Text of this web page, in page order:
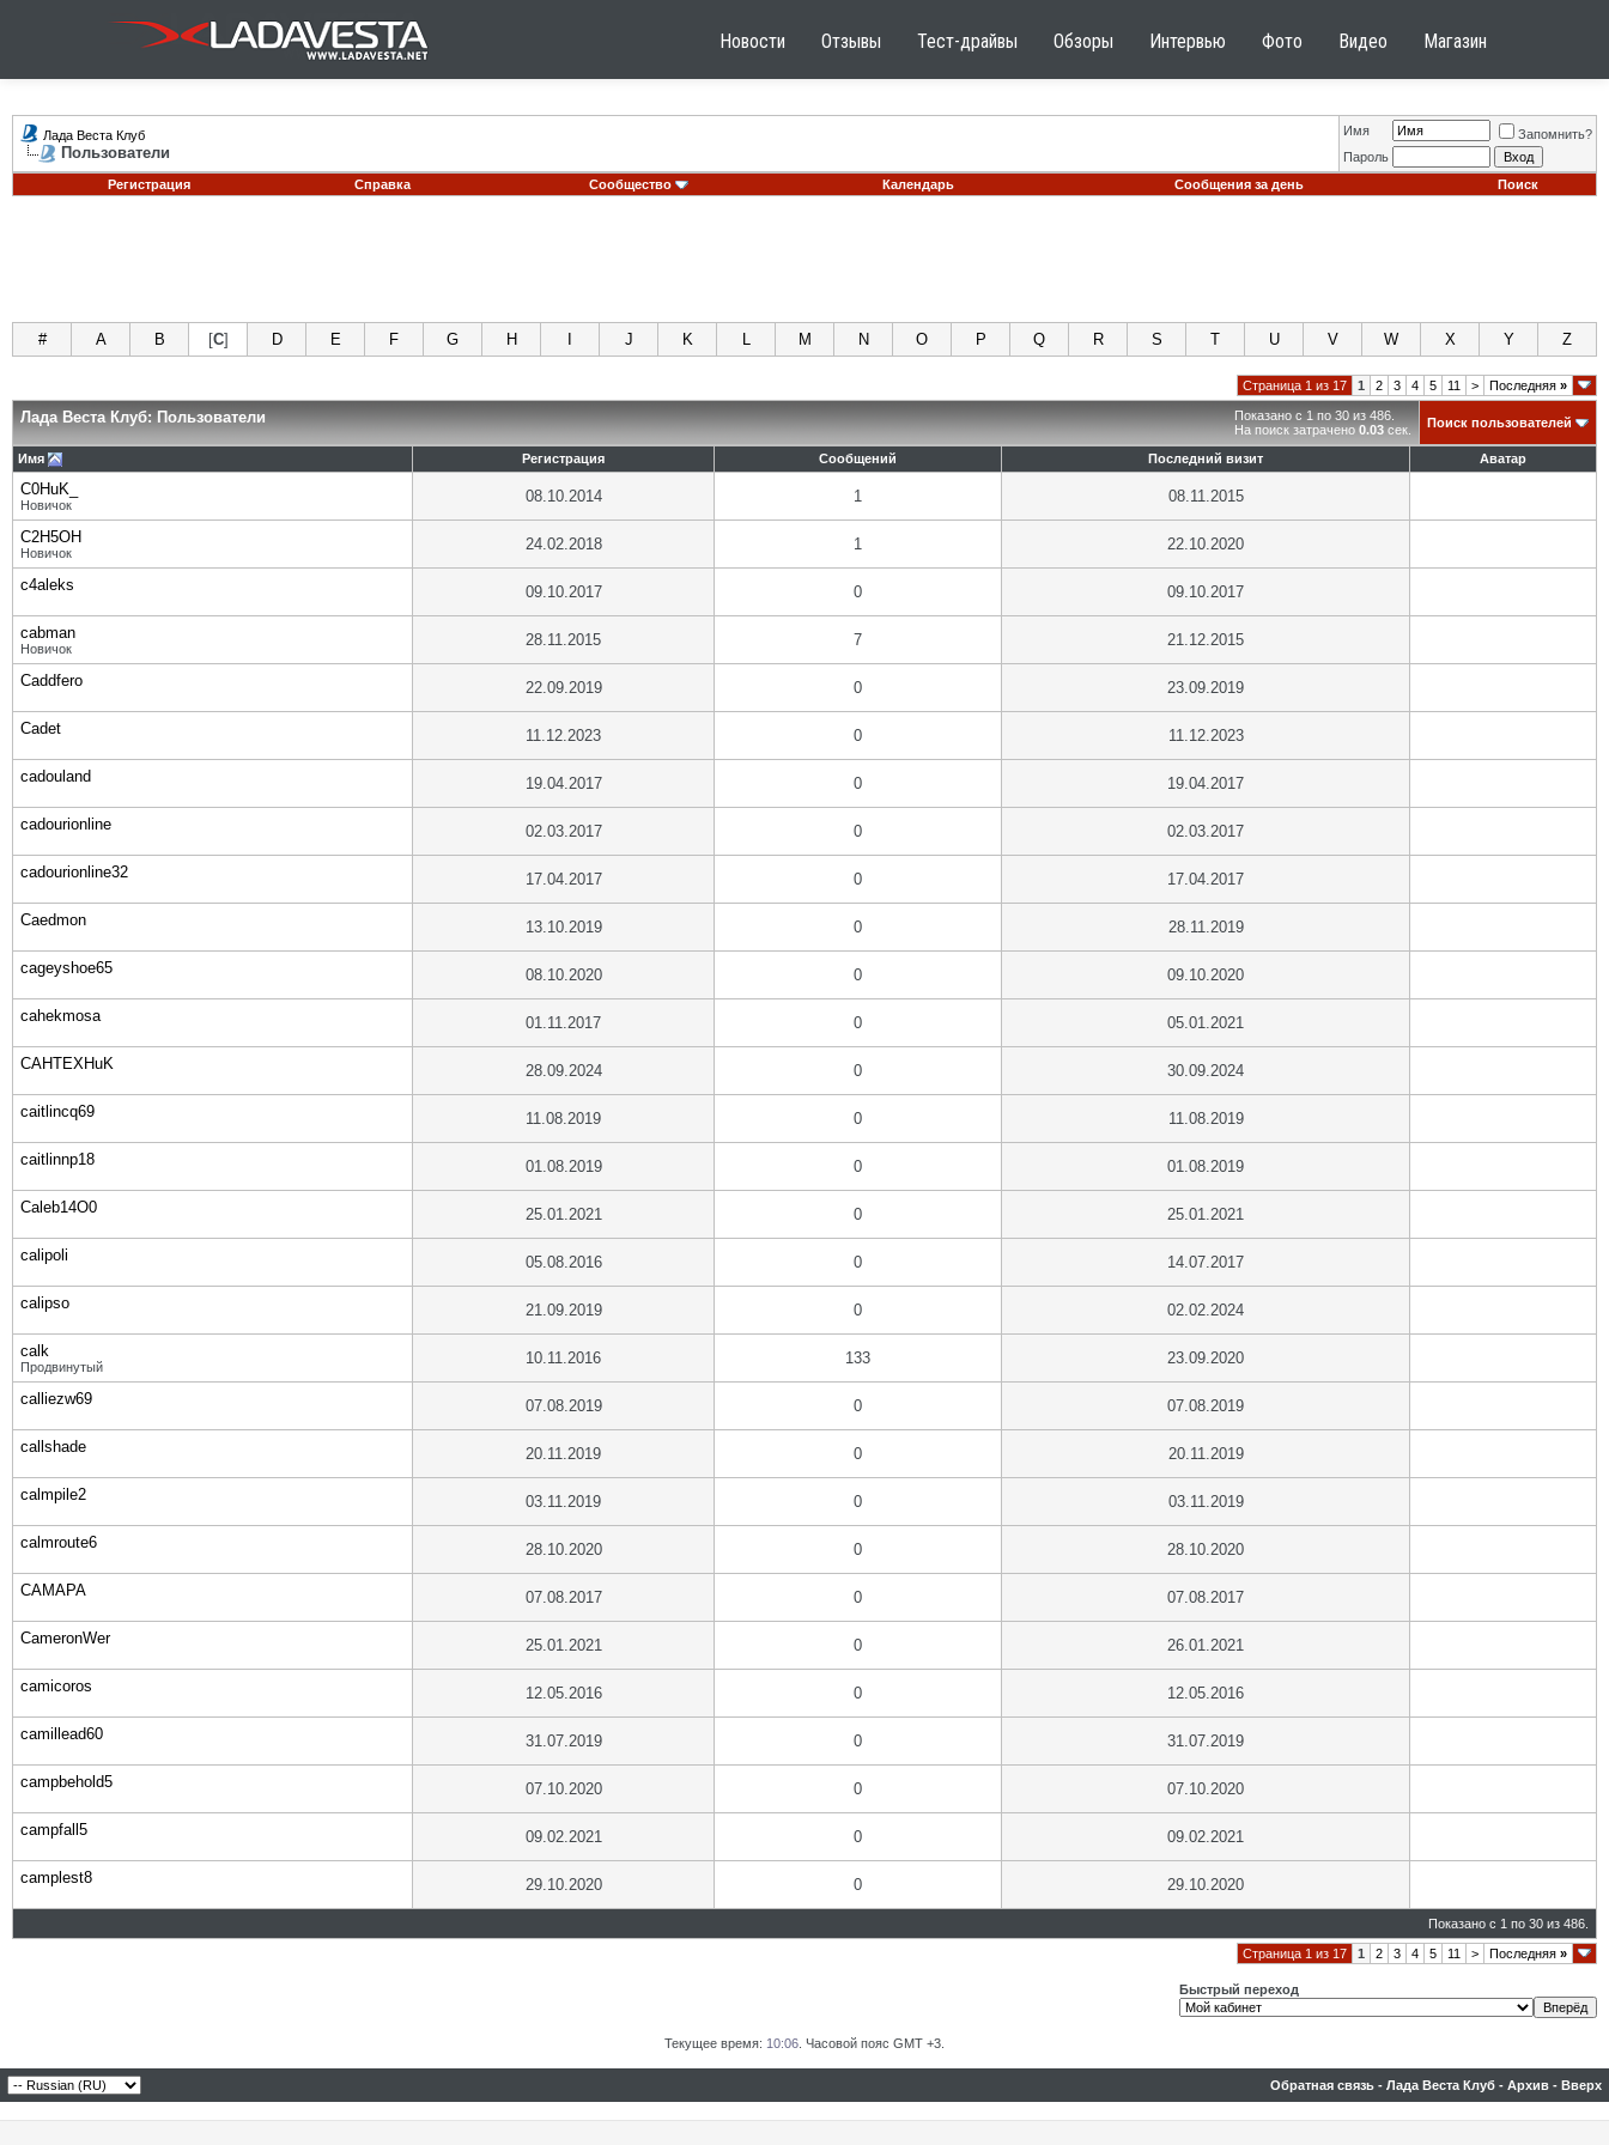
Новости Отзывы Тест-драйвы Обзоры Интервью Фото Видео Магазин
Лада Веста Клуб
Пользователи
Имя
Запомнить?
Пароль
Регистрация
Справка Сообщество Календарь Сообщения за день Поиск
# A B [C] D E F G H J K L M N O P Q R S T U V W X Y Z
Страница 1 из 17 1 2 3 4 5 11 > Последняя »
Показано с 1 по 30 из 486.
На поиск затрачено 0.03 сек.
Лада Веста Клуб: Пользователи Поиск пользователей
Имя Регистрация Сообщений Последний визит Аватар
C0HuK_
Новичок 08.10.2014 1 08.11.2015
C2H5OH
Новичок 24.02.2018 1 22.10.2020
c4aleks 09.10.2017 0 09.10.2017
cabman
Новичок 28.11.2015 7 21.12.2015
Caddfero 22.09.2019 0 23.09.2019
Cadet 11.12.2023 0 11.12.2023
cadouland 19.04.2017 0 19.04.2017
cadourionline 02.03.2017 0 02.03.2017
cadourionline32 17.04.2017 0 17.04.2017
Caedmon 13.10.2019 0 28.11.2019
cageyshoe65 08.10.2020 0 09.10.2020
cahekmosa 01.11.2017 0 05.01.2021
CAHTEXHuK 28.09.2024 0 30.09.2024
caitlincq69 11.08.2019 0 11.08.2019
caitlinnp18 01.08.2019 0 01.08.2019
Caleb14O0 25.01.2021 0 25.01.2021
calipoli 05.08.2016 0 14.07.2017
calipso 21.09.2019 0 02.02.2024
calk
Продвинутый 10.11.2016 133 23.09.2020
calliezw69 07.08.2019 0 07.08.2019
callshade 20.11.2019 0 20.11.2019
calmpile2 03.11.2019 0 03.11.2019
calmroute6 28.10.2020 0 28.10.2020
CAMAPA 07.08.2017 0 07.08.2017
CameronWer 25.01.2021 0 26.01.2021
camicoros 12.05.2016 0 12.05.2016
camillead60 31.07.2019 0 31.07.2019
campbehold5 07.10.2020 0 07.10.2020
campfall5 09.02.2021 0 09.02.2021
camplest8 29.10.2020 0 29.10.2020
Показано с 1 по 30 из 486.
Страница 1 из 17 1 2 3 4 5 11 > Последняя »
Быстрый переход
Текущее время: 10:06 . Часовой пояс GMT +3.
Обратная связь - Лада Веста Клуб - Архив - Вверх